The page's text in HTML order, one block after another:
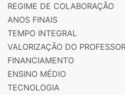
REGIME DE COLABORAÇÃO
ANOS FINAIS
TEMPO INTEGRAL
VALORIZAÇÃO DO
FINANCIAMENTO
ENSINO MÉDIO
TECNOLOGIA